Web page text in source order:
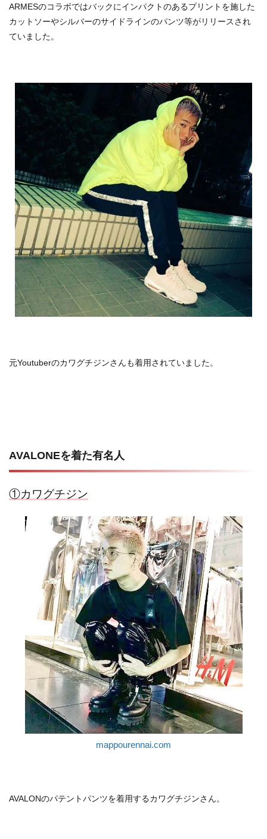
ARMESのコラボではバックにインパクトのあるプリントを施した
カットソーやシルバーのサイドラインのパンツ等がリリースされ
ていました。
元Youtuberのカワグチジンさんも着用されていました。
AVALONEを着た有名人
①カワグチジン
mappourennai.com
AVALONのパテントパンツを着用するカワグチジンさん。